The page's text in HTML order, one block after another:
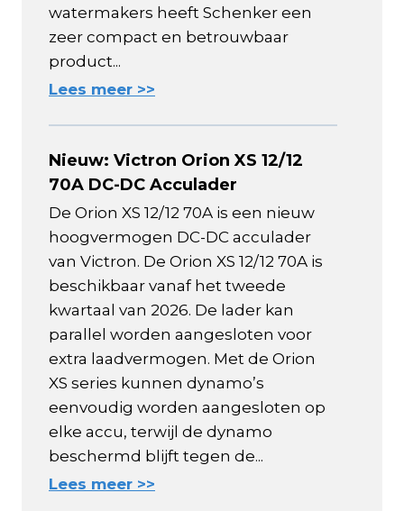
watermakers heeft Schenker een
zeer compact en betrouwbaar
product...
Lees meer >>
Nieuw: Victron Orion XS 12/12
70A DC-DC Acculader
De Orion XS 12/12 70A is een nieuw
hoogvermogen DC-DC acculader
van Victron. De Orion XS 12/12 70A is
beschikbaar vanaf het tweede
kwartaal van 2026. De lader kan
parallel worden aangesloten voor
extra laadvermogen. Met de Orion
XS series kunnen dynamo’s
eenvoudig worden aangesloten op
elke accu, terwijl de dynamo
beschermd blijft tegen de...
Lees meer >>